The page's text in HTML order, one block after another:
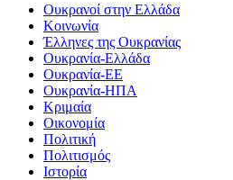
Ουκρανοί στην Ελλάδα
Κοινωνία
Έλληνες της Ουκρανίας
Ουκρανία-Ελλάδα
Ουκρανία-ΕΕ
Ουκρανία-ΗΠΑ
Κριμαία
Οικονομία
Πολιτική
Πολιτισμός
Ιστορία